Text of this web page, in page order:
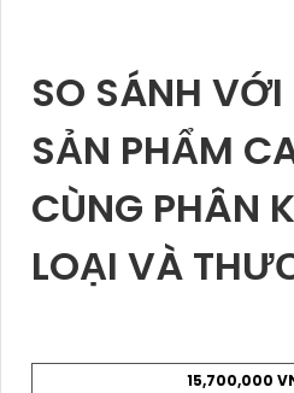
SO SÁNH
SẢN PHẨM
CÙNG PHÂN
LOẠI VÀ
15,700,000